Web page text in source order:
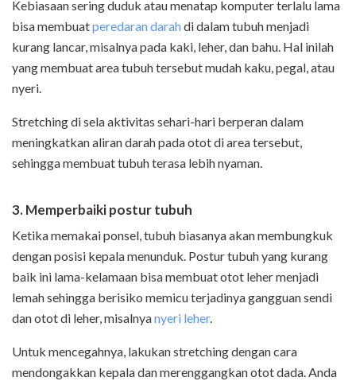
Kebiasaan sering duduk atau menatap komputer terlalu lama
bisa membuatperedaran darahdi dalam tubuh menjadi
kurang lancar, misalnya pada kaki, leher, dan bahu. Hal inilah
yang membuat area tubuh tersebut mudah kaku, pegal, atau
nyeri.
Stretching di sela aktivitas sehari-hari berperan dalam
meningkatkan aliran darah pada otot di area tersebut,
sehingga membuat tubuh terasa lebih nyaman.
3. Memperbaiki postur tubuh
Ketika memakai ponsel, tubuh biasanya akan membungkuk
dengan posisi kepala menunduk. Postur tubuh yang kurang
baik ini lama-kelamaan bisa membuat otot leher menjadi
lemah sehingga berisiko memicu terjadinya gangguan sendi
dan otot di leher, misalnyanyeri leher.
Untuk mencegahnya, lakukan stretching dengan cara
mendongakkan kepala dan merenggangkan otot dada. Anda